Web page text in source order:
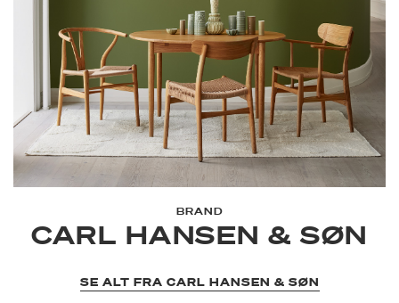
BRAND
CARL HANSEN & SØN
SE ALT FRA CARL HANSEN & SØN